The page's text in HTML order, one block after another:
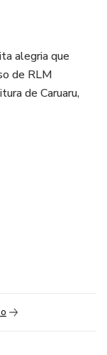
alegria que
de RLM
de Caruaru,
acompanhar
plataforma, de
onde e quando
é essencial para